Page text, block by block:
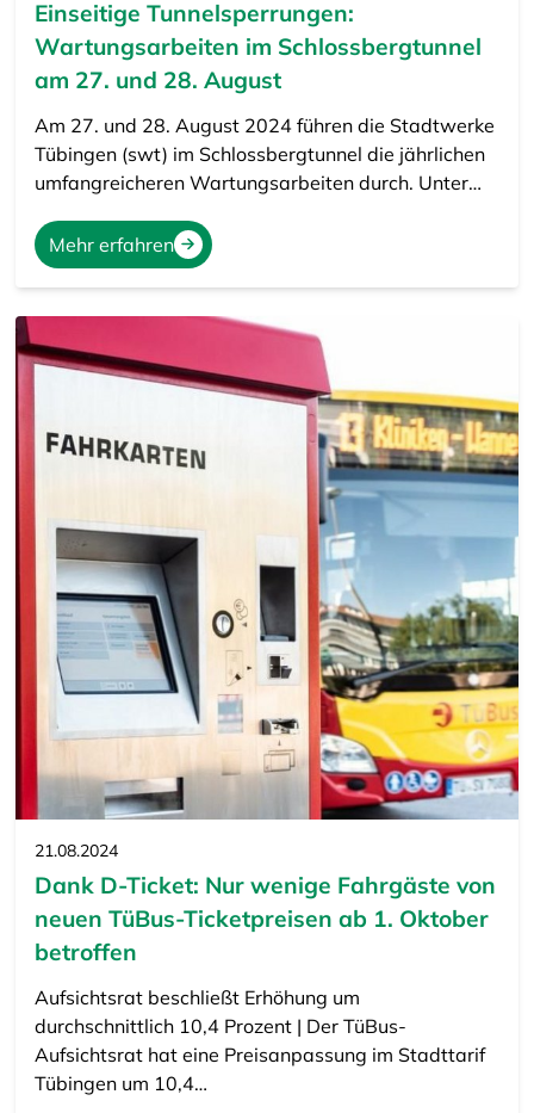
Einseitige Tunnelsperrungen:
Wartungsarbeiten im Schlossbergtunnel
am 27. und 28. August
Am 27. und 28. August 2024 führen die Stadtwerke
Tübingen (swt) im Schlossbergtunnel die jährlichen
umfangreicheren Wartungsarbeiten durch. Unter…
Mehr erfahren
21.08.2024
Dank D-Ticket: Nur wenige Fahrgäste von
neuen TüBus-Ticketpreisen ab 1. Oktober
betroffen
Aufsichtsrat beschließt Erhöhung um
durchschnittlich 10,4 Prozent | Der TüBus-
Aufsichtsrat hat eine Preisanpassung im Stadttarif
Tübingen um 10,4…